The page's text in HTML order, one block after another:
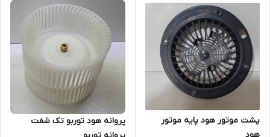
پشت موتور هود پایه موتور
پروانه هود توربو تک شفت